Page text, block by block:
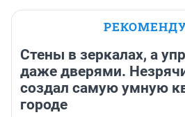
Стены в зеркалах, а
даже дверями.
создал самую умную
городе